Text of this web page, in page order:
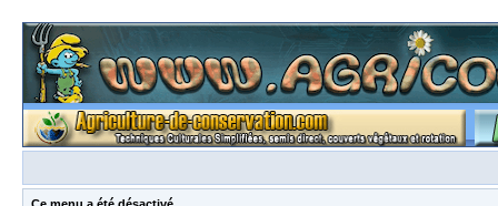
Ce menu a été désactivé